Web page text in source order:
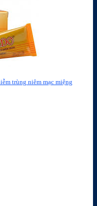
trùng niêm mạc miệng